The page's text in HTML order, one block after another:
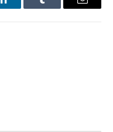
LinkedInTumblr Email